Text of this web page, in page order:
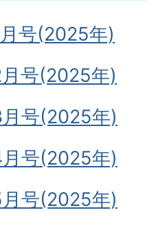
号(2025年)
号(2025年)
号(2025年)
号(2025年)
号(2025年)